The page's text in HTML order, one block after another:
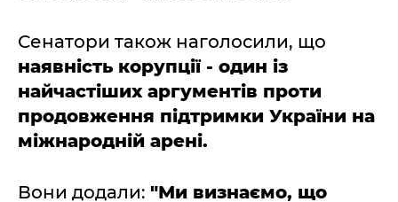
Сенатори також наголосили, що
наявність корупції - один із
найчастіших аргументів проти
продовження підтримки України на
міжнародній арені.
Вони додали: "Ми визнаємо, що